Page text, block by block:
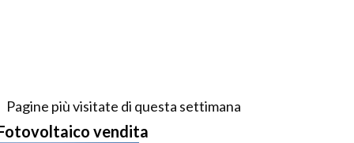
Pagine più visitate di questa settimana
vendita